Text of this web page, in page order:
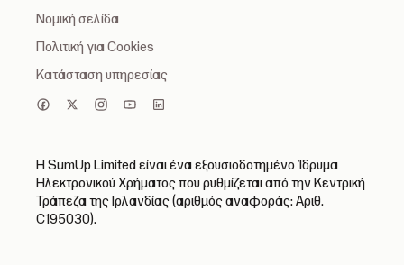
Νομική σελίδα
Πολιτική για Cookies
Κατάσταση υπηρεσίας
Η SumUp Limited είναι ένα εξουσιοδοτημένο Ίδρυμα
Ηλεκτρονικού Χρήματος που ρυθμίζεται από την Κεντρική
Τράπεζα της Ιρλανδίας (αριθμός αναφοράς: Αριθ.
C195030).